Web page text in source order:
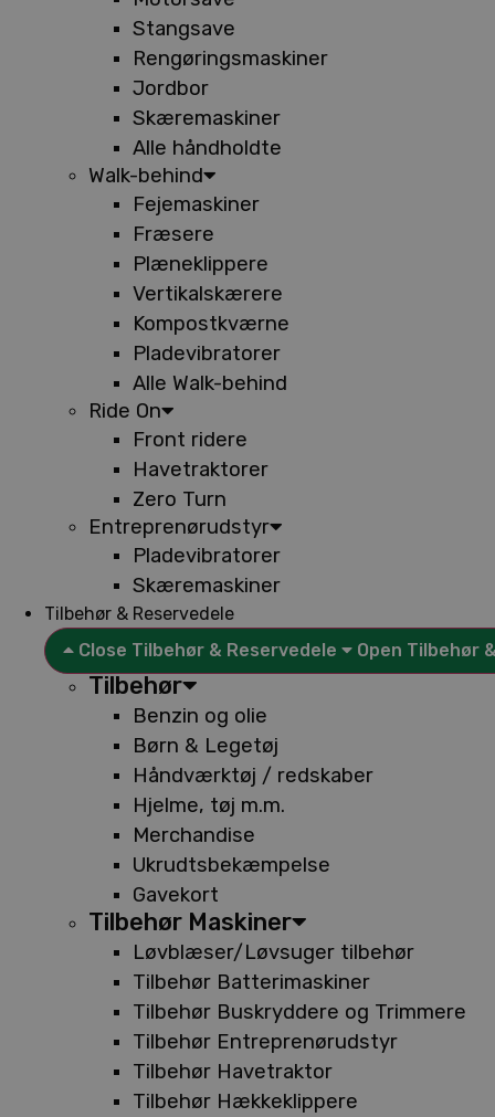
Stangsave
Rengøringsmaskiner
Jordbor
Skæremaskiner
Alle håndholdte
Walk-behind
Fejemaskiner
Fræsere
Plæneklippere
Vertikalskærere
Kompostkværne
Pladevibratorer
Alle Walk-behind
Ride On
Front ridere
Havetraktorer
Zero Turn
Entreprenørudstyr
Pladevibratorer
Skæremaskiner
Tilbehør & Reservedele
Close Tilbehør & Reservedele
Open Tilbehør
Tilbehør
Benzin og olie
Børn & Legetøj
Håndværktøj / redskaber
Hjelme, tøj m.m.
Merchandise
Ukrudtsbekæmpelse
Gavekort
Tilbehør Maskiner
Løvblæser/Løvsuger tilbehør
Tilbehør Batterimaskiner
Tilbehør Buskryddere og Trimmere
Tilbehør Entreprenørudstyr
Tilbehør Havetraktor
Tilbehør Hækkeklippere